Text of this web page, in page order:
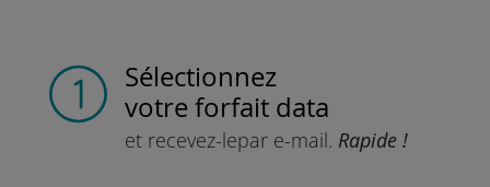
Sélectionnez
votre forfait data
et recevez-lepar e-mail. Rapide !